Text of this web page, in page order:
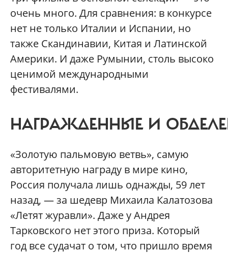
очень много. Для сравнения: в конкурсе
нет не только Италии и Испании, но
также Скандинавии, Китая и Латинской
Америки. И даже Румынии, столь высоко
ценимой международными
фестивалями.
НАГРАЖДЕННЫЕ И
«Золотую пальмовую ветвь», самую
авторитетную награду в мире кино,
Россия получала лишь однажды, 59 лет
назад, — за шедевр Михаила Калатозова
«Летят журавли». Даже у Андрея
Тарковского нет этого приза. Который
год все судачат о том, что пришло время